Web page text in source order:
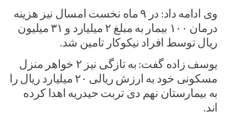
وی ادامه داد: در ۹ ماه نخست امسال نیز هزینه
درمان ۱۰۰ بیمار به مبلغ ۲ میلیارد و ۳۱ میلیون
ریال توسط افراد نیکوکار تامین شد.
یوسف زاده گفت: به تازگی نیز ۲ خواهر منزل
مسکونی خود به ارزش ریالی ۲۰ میلیارد ریال را
به بیمارستان نهم دی تربت حیدریه اهدا کرده
اند.